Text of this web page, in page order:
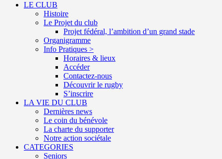
LE CLUB
Histoire
Le Projet du club
Projet fédéral, l’ambition d’un grand stade
Organigramme
Info Pratiques >
Horaires & lieux
Accéder
Contactez-nous
Découvrir le rugby
S’inscrire
LA VIE DU CLUB
Dernières news
Le coin du bénévole
La charte du supporter
Notre action sociétale
CATEGORIES
Seniors